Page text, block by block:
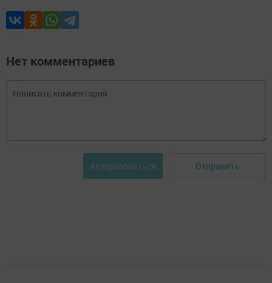
Нет комментариев
Авторизоваться Отправить